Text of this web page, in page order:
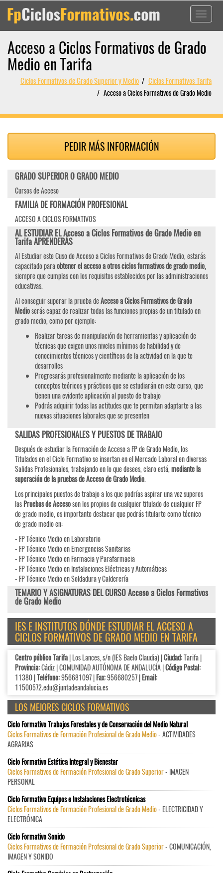
Toggle
Acceso a Ciclos Formativos de Grado
Medio en Tarifa
Ciclos Formativos de Grado Superior y Medio Ciclos Formativos Tarifa
Acceso a Ciclos Formativos de Grado Medio
PEDIR MÁS INFORMACIÓN
GRADO SUPERIOR O GRADO MEDIO
Cursos de Acceso
FAMILIA DE FORMACIÓN PROFESIONAL
ACCESO A CICLOS FORMATIVOS
AL ESTUDIAR EL Acceso a Ciclos Formativos de Grado Medio en
Tarifa APRENDERÁS
Al Estudiar este Cuso de Acceso a Ciclos Formativos de Grado Medio, estarás
capacitado paraobtener el acceso a otros ciclos formativos de grado medio,
siempre que cumplas con los requisitos establecidos por las administraciones
educativas.
Al conseguir superar la prueba deAcceso a Ciclos Formativos de Grado
Medioserás capaz de realizar todas las funciones propias de un titulado en
grado medio, como por ejemplo:
Realizar tareas de manipulación de herramientas y aplicación de
técnicas que exigen unos niveles mínimos de habilidad y de
conocimientos técnicos y científicos de la actividad en la que te
desarrolles
Progresarás profesionalmente mediante la aplicación de los
conceptos teóricos y prácticos que se estudiarán en este curso, que
tienen una evidente aplicación al puesto de trabajo
Podrás adquirir todas las actitudes que te permitan adaptarte a las
nuevas situaciones laborales que se presenten
SALIDAS PROFESIONALES Y PUESTOS DE TRABAJO
Después de estudiar la Formación de Acceso a FP de Grado Medio, los
Titulados en el Ciclo Formativo se insertan en el Mercado Laboral en diversas
Salidas Profesionales, trabajando en lo que desees, claro está,mediante la
superación de la pruebas de Acceso de Grado Medio.
Los principales puestos de trabajo a los que podrías aspirar una vez superes
lasPruebas deAccesoson los propios de cualquier titulado de cualquier FP
de grado medio, es importante destacar que podrás titularte como técnico
de grado medio en:
- FP Técnico Medio en Laboratorio
- FP Técnico Medio en Emergencias Sanitarias
- FP Técnico Medio en Farmacia y Parafarmacia
- FP Técnico Medio en Instalaciones Eléctricas y Automáticas
- FP Técnico Medio en Soldadura y Calderería
TEMARIO Y ASIGNATURAS DEL CURSO Acceso a Ciclos Formativos
de Grado Medio
IES E INSTITUTOS DÓNDE ESTUDIAR EL ACCESO A
CICLOS FORMATIVOS DE GRADO MEDIO EN TARIFA
Centro público Tarifa| Los Lances, s/n (IES Baelo Claudia) |Ciudad:Tarifa |
Provincia:Cádiz | COMUNIDAD AUTÓNOMA DE ANDALUCÍA |Código Postal:
11380 |Teléfono:956681097 |Fax:956680257 |Email:
11500572.edu@juntadeandalucia.es
LOS MEJORES CICLOS FORMATIVOS
Ciclo Formativo Trabajos Forestales y de Conservación del Medio Natural
Ciclos Formativos de Formación Profesional de Grado Medio- ACTIVIDADES
AGRARIAS
Ciclo Formativo Estética Integral y Bienestar
Ciclos Formativos de Formación Profesional de Grado Superior- IMAGEN
PERSONAL
Ciclo Formativo Equipos e Instalaciones Electrotécnicas
Ciclos Formativos de Formación Profesional de Grado Medio- ELECTRICIDAD Y
ELECTRÓNICA
Ciclo Formativo Sonido
Ciclos Formativos de Formación Profesional de Grado Superior- COMUNICACIÓN,
IMAGEN Y SONIDO